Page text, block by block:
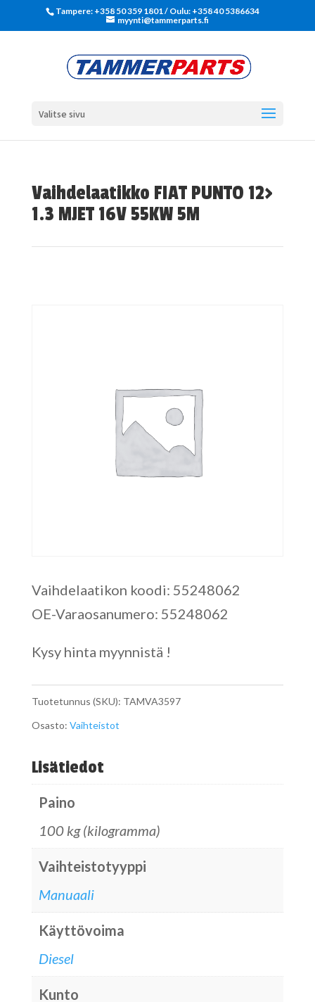
Tampere: +358 50 359 1801‬ / Oulu: +358 40 5386634
myynti@tammerparts.fi
Valitse sivu
Vaihdelaatikko FIAT PUNTO 12>
1.3 MJET 16V 55KW 5M
Vaihdelaatikon koodi: 55248062
OE-Varaosanumero: 55248062
Kysy hinta myynnistä !
Tuotetunnus (SKU): TAMVA3597
Osasto: Vaihteistot
Lisätiedot
Paino
100 kg (kilogramma)
Vaihteistotyyppi
Manuaali
Käyttövoima
Diesel
Kunto